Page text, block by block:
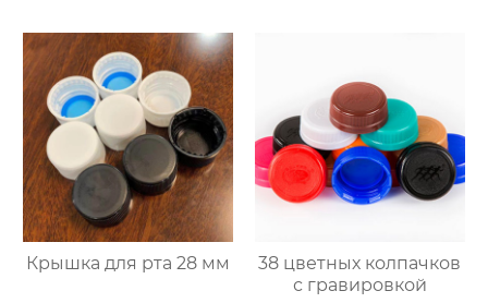
Крышка для рта 28 мм
38 цветных колпачков
с гравировкой